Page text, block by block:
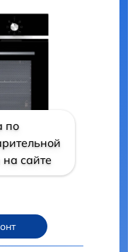
по
сайте